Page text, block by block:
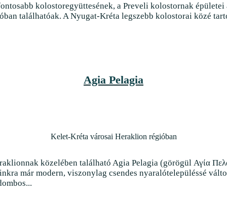
kolostoregyüttesének, a Preveli kolostornak épületei
találhatóak. A Nyugat-Kréta legszebb kolostorai közé
Agia Pelagia
Kelet-Kréta városai Heraklion régióban
közelében található Agia Pelagia (görögül Αγία
már modern, viszonylag csendes nyaralótelepüléssé